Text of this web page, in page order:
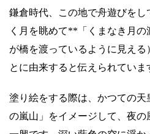
鎌倉時代、この地で舟遊びを
く月を眺めて**「くまなき月の
が橋を渡っているように見え
とに由来すると伝えられていま
塗り絵をする際は、かつての
の嵐山」をイメージして、夜